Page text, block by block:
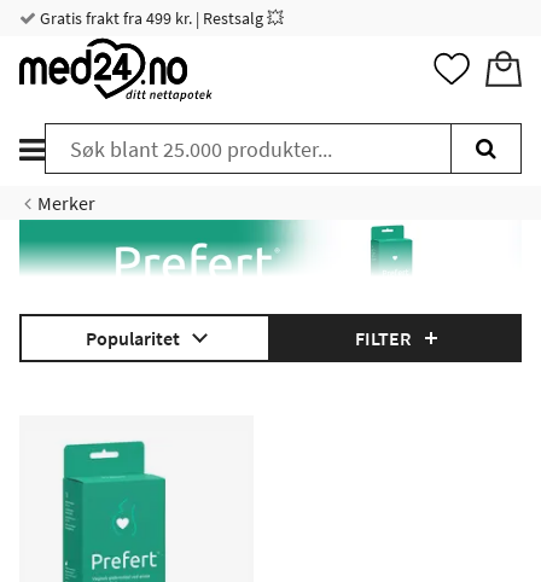
Gratis frakt fra 499 kr. | Restsalg 💥
Merker
Prefert lager fertilitetsvennlige intimprodukter som for
eksempel Prefert vaginal gel.
Popularitet FILTER